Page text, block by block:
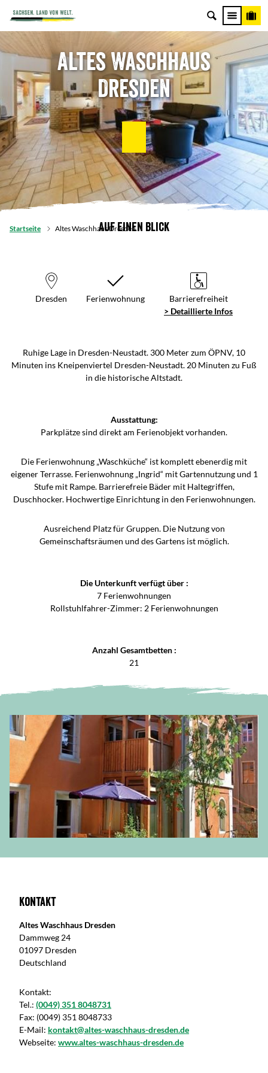
Altes Waschhaus
Dresden
Startseite Altes Waschhaus Dresden
Auf einen Blick
Dresden Ferienwohnung
Barrierefreiheit
> Detaillierte Infos
Ruhige Lage in Dresden-Neustadt. 300 Meter zum ÖPNV, 10
Minuten ins Kneipenviertel Dresden-Neustadt. 20 Minuten zu Fuß
in die historische Altstadt.
Ausstattung:
Parkplätze sind direkt am Ferienobjekt vorhanden.
Die Ferienwohnung „Waschküche“ ist komplett ebenerdig mit
eigener Terrasse. Ferienwohnung „Ingrid“ mit Gartennutzung und 1
Stufe mit Rampe. Barrierefreie Bäder mit Haltegriffen,
Duschhocker. Hochwertige Einrichtung in den Ferienwohnungen.
Ausreichend Platz für Gruppen. Die Nutzung von
Gemeinschaftsräumen und des Gartens ist möglich.
Die Unterkunft verfügt über :
7 Ferienwohnungen
Rollstuhlfahrer-Zimmer: 2 Ferienwohnungen
Anzahl Gesamtbetten :
21
Kontakt
Altes Waschhaus Dresden
Dammweg 24
01097 Dresden
Deutschland
Kontakt:
Tel.: (0049) 351 8048731
Fax: (0049) 351 8048733
E-Mail: kontakt@altes-waschhaus-dresden.de
Webseite: www.altes-waschhaus-dresden.de